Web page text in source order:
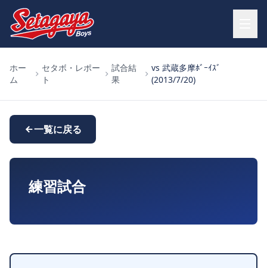
ホー
ム
セタボ・レポー
ト
試合結
果
vs 武蔵多摩ﾎﾞｰｲｽﾞ
(2013/7/20)
一覧に戻る
練習試合